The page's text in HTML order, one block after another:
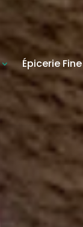
Épicerie Fine